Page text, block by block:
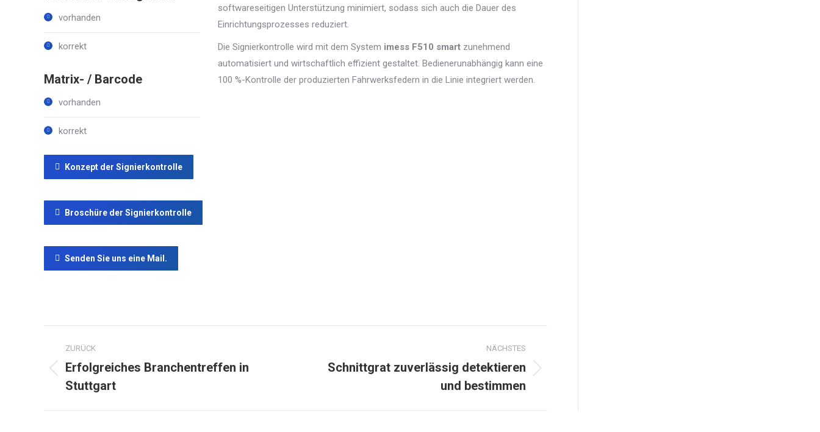
vorhanden
korrekt
Matrix- / Barcode
vorhanden
korrekt
softwareseitigen Unterstützung minimiert, sodass sich auch die Dauer des
Einrichtungsprozesses reduziert.
Die Signierkontrolle wird mit dem System imess F510 smartzunehmend
automatisiert und wirtschaftlich effizient gestaltet. Bedienerunabhängig kann eine
100 %-Kontrolle der produzierten Fahrwerksfedern in die Linie integriert werden.
Konzept der Signierkontrolle
Broschüre der Signierkontrolle
Senden Sie uns eine Mail.
Project
navigation
ZURÜCK
Previous
project:
Erfolgreiches Branchentreffen in
Stuttgart
NÄCHSTES
Next
Schnittgrat zuverlässig detektieren
und bestimmen